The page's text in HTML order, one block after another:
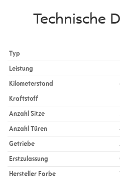
Technische
Typ
Leistung
Kilometerstand
Kraftstoff
Anzahl Sitze
Anzahl Türen
Getriebe
Erstzulassung
Hersteller Farbe